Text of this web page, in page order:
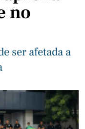
no
ser afetada a